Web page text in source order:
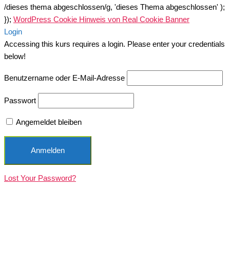
/dieses thema abgeschlossen/g, 'dieses Thema abgeschlossen' );
}); WordPress Cookie Hinweis von Real Cookie Banner
Login
Accessing this kurs requires a login. Please enter your credentials
below!
Benutzername oder E-Mail-Adresse
Passwort
Angemeldet bleiben
Lost Your Password?